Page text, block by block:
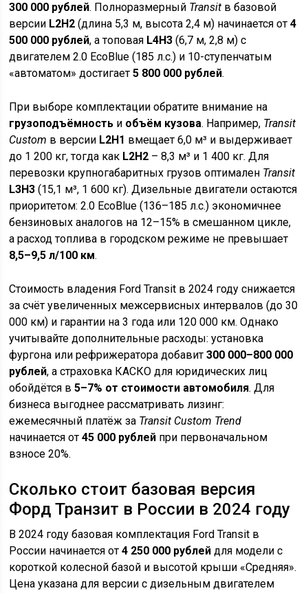
300 000 рублей. Полноразмерный Transit в базовой
версии L2H2 (длина 5,3 м, высота 2,4 м) начинается от4
500 000 рублей, а топовая L4H3 (6,7 м, 2,8 м) с
двигателем 2.0 EcoBlue (185 л.с.) и 10-ступенчатым
«автоматом» достигает5 800 000 рублей.
При выборе комплектации обратите внимание на
грузоподъёмность и объём кузова. Например, Transit
Custom в версии L2H1 вмещает 6,0 м³ и выдерживает
до 1 200 кг, тогда как L2H2 – 8,3 м³ и 1 400 кг. Для
перевозки крупногабаритных грузов оптимален Transit
L3H3 (15,1 м³, 1 600 кг). Дизельные двигатели остаются
приоритетом: 2.0 EcoBlue (136–185 л.с.) экономичнее
бензиновых аналогов на 12–15% в смешанном цикле,
а расход топлива в городском режиме не превышает
8,5–9,5 л/100 км.
Стоимость владения Ford Transit в 2024 году снижается
за счёт увеличенных межсервисных интервалов (до 30
000 км) и гарантии на 3 года или 120 000 км. Однако
учитывайте дополнительные расходы: установка
фургона или рефрижератора добавит300 000–800 000
рублей, а страховка КАСКО для юридических лиц
обойдётся в5–7% от стоимости автомобиля. Для
бизнеса выгоднее рассматривать лизинг:
ежемесячный платёж за Transit Custom Trend
начинается от45 000 рублей при первоначальном
взносе 20%.
Сколько стоит базовая версия
Форд Транзит в России в 2024 году
В 2024 году базовая комплектация Ford Transit в
России начинается от4 250 000 рублей для модели с
короткой колесной базой и высотой крыши «Средняя».
Цена указана для версии с дизельным двигателем